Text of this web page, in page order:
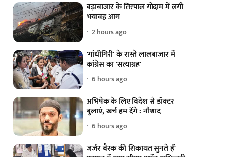
बड़ाबाजार के तिरपाल गोदाम में लगी
भयावह आग
2 hours ago
'गांधीगिरी' के रास्ते लालबाजार में
कांग्रेस का 'सत्याग्रह'
6 hours ago
अभिषेक के लिए विदेश से डॉक्टर
बुलाएं, खर्च हम देंगे : नौशाद
6 hours ago
जर्जर बैरक की शिकायत सुनते ही